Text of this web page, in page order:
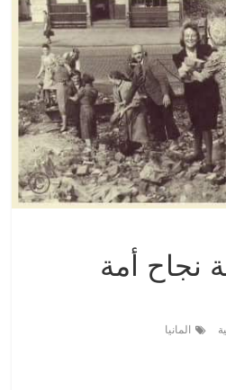
نجاح أمة
المانيا